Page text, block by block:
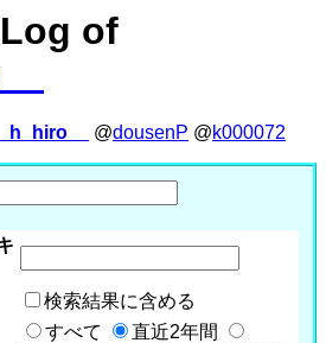
of
@dousenP @k000072
検索結果に含める
すべて
直近2年間